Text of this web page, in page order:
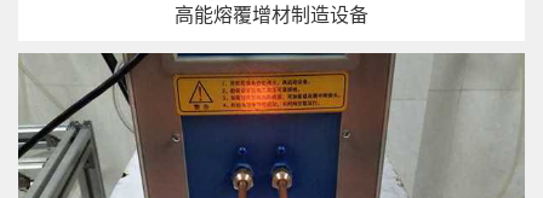
高能熔覆增材制造设备